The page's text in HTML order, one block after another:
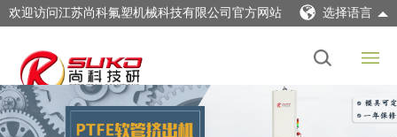
欢迎访问江苏尚科氟塑机械科技有限公司官方网站 选择语言